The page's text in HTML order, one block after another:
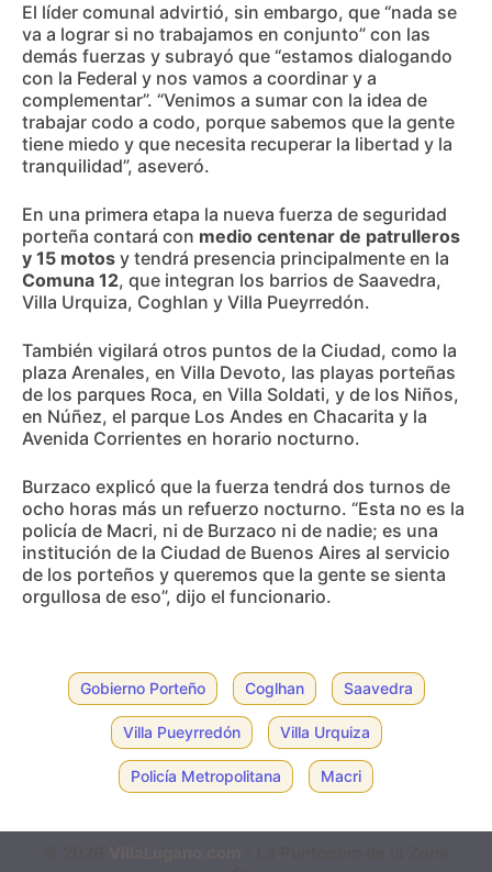
El líder comunal advirtió, sin embargo, que “nada se
va a lograr si no trabajamos en conjunto” con las
demás fuerzas y subrayó que “estamos dialogando
con la Federal y nos vamos a coordinar y a
complementar”. “Venimos a sumar con la idea de
trabajar codo a codo, porque sabemos que la gente
tiene miedo y que necesita recuperar la libertad y la
tranquilidad”, aseveró.
En una primera etapa la nueva fuerza de seguridad
porteña contará con medio centenar de patrulleros
y 15 motos y tendrá presencia principalmente en la
Comuna 12, que integran los barrios de Saavedra,
Villa Urquiza, Coghlan y Villa Pueyrredón.
También vigilará otros puntos de la Ciudad, como la
plaza Arenales, en Villa Devoto, las playas porteñas
de los parques Roca, en Villa Soldati, y de los Niños,
en Núñez, el parque Los Andes en Chacarita y la
Avenida Corrientes en horario nocturno.
Burzaco explicó que la fuerza tendrá dos turnos de
ocho horas más un refuerzo nocturno. “Esta no es la
policía de Macri, ni de Burzaco ni de nadie; es una
institución de la Ciudad de Buenos Aires al servicio
de los porteños y queremos que la gente se sienta
orgullosa de eso”, dijo el funcionario.
Gobierno Porteño Coglhan Saavedra
Villa Pueyrredón Villa Urquiza
Policía Metropolitana Macri